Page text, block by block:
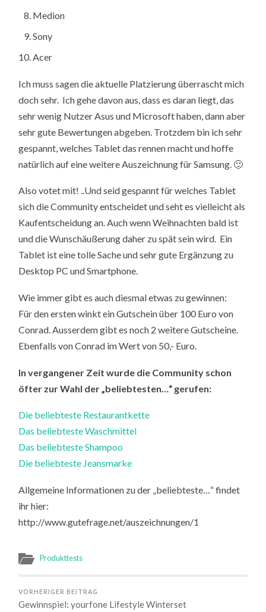
Medion
Sony
Acer
Ich muss sagen die aktuelle Platzierung überrascht mich
doch sehr. Ich gehe davon aus, dass es daran liegt, das
sehr wenig Nutzer Asus und Microsoft haben, dann aber
sehr gute Bewertungen abgeben. Trotzdem bin ich sehr
gespannt, welches Tablet das rennen macht und hoffe
natürlich auf eine weitere Auszeichnung für Samsung. 🙂
Also votet mit! ..Und seid gespannt für welches Tablet
sich die Community entscheidet und seht es vielleicht als
Kaufentscheidung an. Auch wenn Weihnachten bald ist
und die Wunschäußerung daher zu spät sein wird. Ein
Tablet ist eine tolle Sache und sehr gute Ergänzung zu
Desktop PC und Smartphone.
Wie immer gibt es auch diesmal etwas zu gewinnen:
Für den ersten winkt ein Gutschein über 100 Euro von
Conrad. Ausserdem gibt es noch 2 weitere Gutscheine.
Ebenfalls von Conrad im Wert von 50,- Euro.
In vergangener Zeit wurde die Community schon
öfter zur Wahl der „beliebtesten…“ gerufen:
Die beliebteste Restaurantkette
Das beliebteste Waschmittel
Das beliebteste Shampoo
Die beliebteste Jeansmarke
Allgemeine Informationen zu der „beliebteste…“ findet
ihr hier:
http://www.gutefrage.net/auszeichnungen/1
Produkttests
VORHERIGER BEITRAG
Gewinnspiel: yourfone Lifestyle Winterset